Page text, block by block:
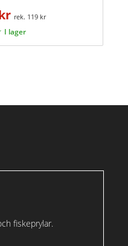
119 kr
fiskeprylar.